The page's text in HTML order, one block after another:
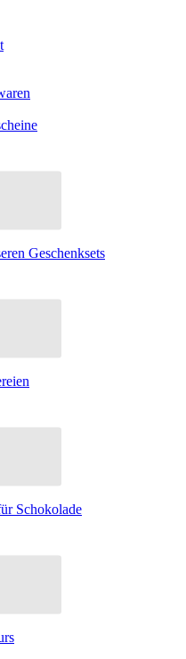
Geschenksets
Schokolade